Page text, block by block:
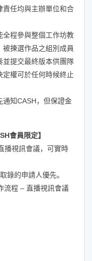
責任均與主辦單位和合
全程參與整個工作坊教
揀選作品之組別成員
並提交最終版本供團隊
權可於任何時候終止
知CASH，但保證金
會員限定】
播視訊會議，可實時
錄的申請人優先。
流程 – 直播視訊會議